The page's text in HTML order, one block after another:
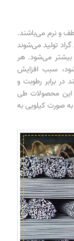
و نرم می‌باشند.
900 درجه سانتی گراد تولید می‌شوند
بیشتر می‌شود. هر
سبب افزایش
برابر رطوبت و
این محصولات طی
صورت کیلویی به